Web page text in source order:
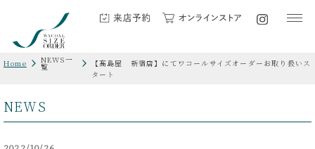
Home NEWS一
覧
【髙島屋 新宿店】にてワコールサイズオーダーお取り扱いス
タート
NEWS